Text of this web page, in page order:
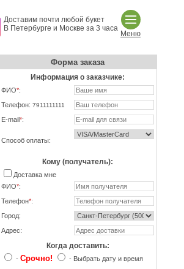
Доставим почти любой букет
В Петербурге и Москве за 3 часа
Меню
Форма заказа
Информация о заказчике:
ФИО*:
Телефон: 7911111111
E-mail*:
Способ оплаты:
Кому (получатель):
Доставка мне
ФИО*:
Телефон*:
Город:
Адрес:
Когда доставить:
- Срочно! - Выбрать дату и время